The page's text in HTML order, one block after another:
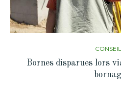
Bornes disparues lors